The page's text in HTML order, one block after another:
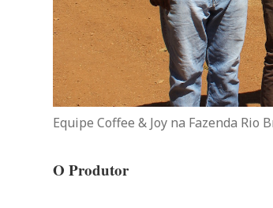
Equipe Coffee & Joy na Fazenda Rio
O Produtor